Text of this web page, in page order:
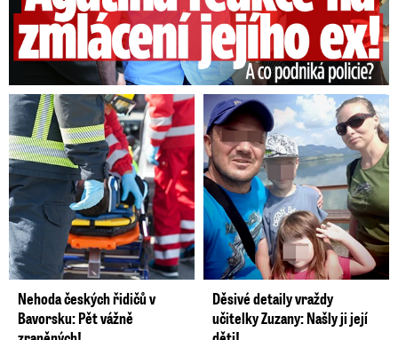
Nehoda českých řidičů v
Bavorsku: Pět vážně
Děsivé detaily vraždy
učitelky Zuzany: Našly ji její